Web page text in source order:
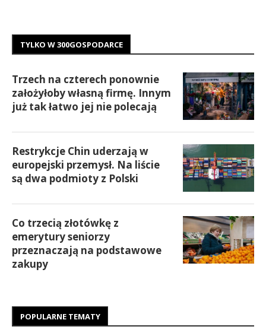
TYLKO W 300GOSPODARCE
Trzech na czterech ponownie
założyłoby własną firmę. Innym
już tak łatwo jej nie polecają
Restrykcje Chin uderzają w
europejski przemysł. Na liście
są dwa podmioty z Polski
Co trzecią złotówkę z
emerytury seniorzy
przeznaczają na podstawowe
zakupy
POPULARNE TEMATY